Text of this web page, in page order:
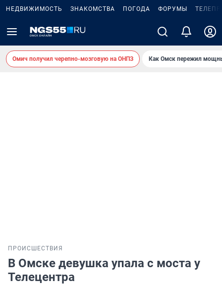
НЕДВИЖИМОСТЬ ЗНАКОМСТВА ПОГОДА ФОРУМЫ
Омич получил черепно-мозговую на ОНПЗ Как Омск пережил
ПРОИСШЕСТВИЯ
В Омске девушка упала с моста у
Телецентра